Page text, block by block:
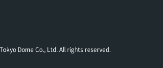
Dome Co., Ltd. All rights reserved.